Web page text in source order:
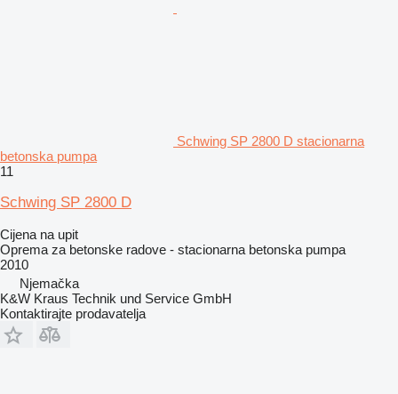
Schwing SP 2800 D stacionarna
betonska pumpa
11
Schwing SP 2800 D
Cijena na upit
Oprema za betonske radove - stacionarna betonska pumpa
2010
Njemačka
K&W Kraus Technik und Service GmbH
Kontaktirajte prodavatelja